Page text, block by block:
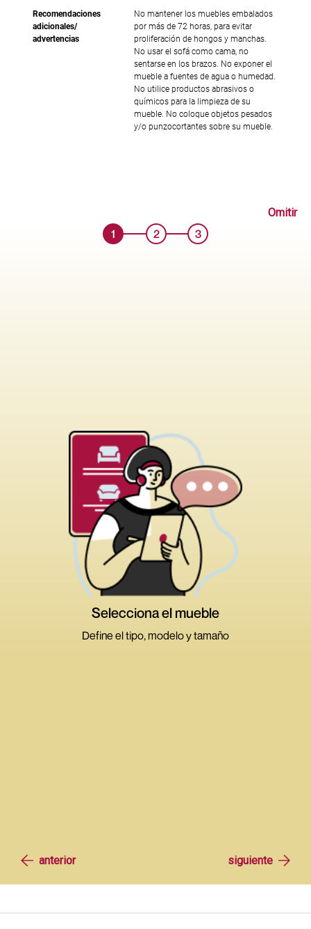
Recomendaciones
adicionales/
advertencias
No mantener los muebles embalados
por más de 72 horas, para evitar
proliferación de hongos y manchas.
No usar el sofá como cama, no
sentarse en los brazos. No exponer el
mueble a fuentes de agua o humedad.
No utilice productos abrasivos o
químicos para la limpieza de su
mueble. No coloque objetos pesados
y/o punzocortantes sobre su mueble.